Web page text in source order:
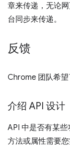
章来传递，无论
台同步来传递。
反馈
Chrome 团队希望
介绍 API 设计
API 中是否有某
方法或属性需要